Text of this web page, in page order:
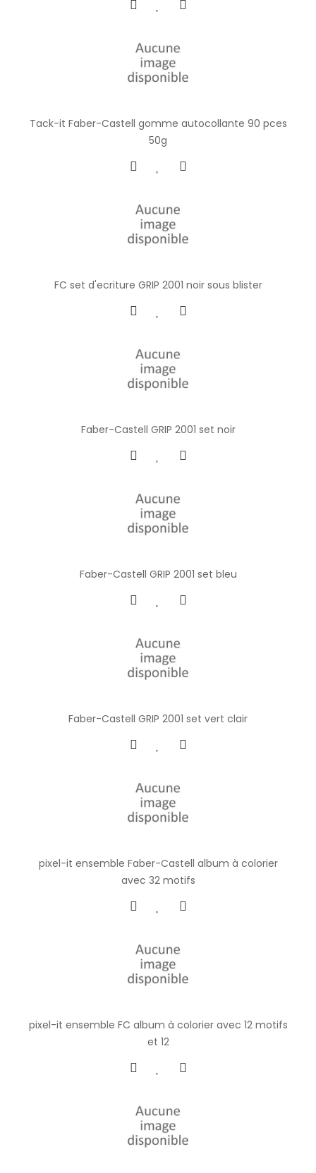
Tack-it Faber-Castell gomme autocollante 90 pces
50g
FC set d'ecriture GRIP 2001 noir sous blister
Faber-Castell GRIP 2001 set noir
Faber-Castell GRIP 2001 set bleu
Faber-Castell GRIP 2001 set vert clair
pixel-it ensemble Faber-Castell album à colorier
avec 32 motifs
pixel-it ensemble FC album à colorier avec 12 motifs
et 12